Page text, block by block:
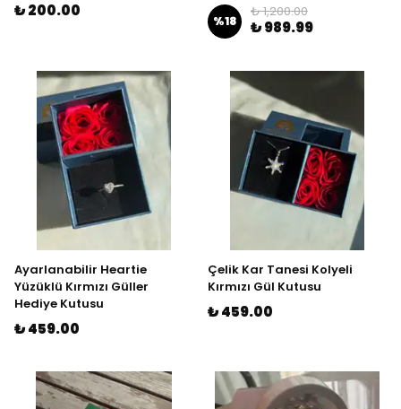
₺ 200.00
%18
₺ 1,200.00
₺ 989.99
Ayarlanabilir Heartie
Yüzüklü Kırmızı Güller
Hediye Kutusu
₺ 459.00
Çelik Kar Tanesi Kolyeli
Kırmızı Gül Kutusu
₺ 459.00